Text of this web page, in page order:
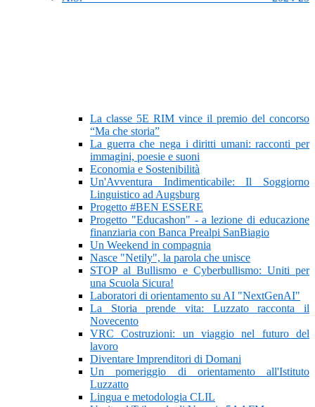
La classe 5E RIM vince il premio del concorso
“Ma che storia”
La guerra che nega i diritti umani: racconti per
immagini, poesie e suoni
Economia e Sostenibilità
Un'Avventura Indimenticabile: Il Soggiorno
Linguistico ad Augsburg
Progetto #BEN ESSERE
Progetto "Educashon" - a lezione di educazione
finanziaria con Banca Prealpi SanBiagio
Un Weekend in compagnia
Nasce "Netily", la parola che unisce
STOP al Bullismo e Cyberbullismo: Uniti per
una Scuola Sicura!
Laboratori di orientamento su AI "NextGenAI"
La Storia prende vita: Luzzato racconta il
Novecento
VRC Costruzioni: un viaggio nel futuro del
lavoro
Diventare Imprenditori di Domani
Un pomeriggio di orientamento all'Istituto
Luzzatto
Lingua e metodologia CLIL